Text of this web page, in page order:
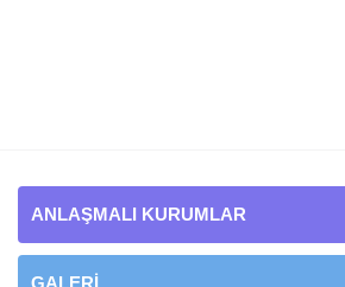
ANLAŞMALI KURUMLAR
GALERİ